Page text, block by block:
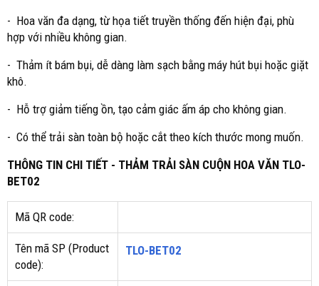
- Hoa văn đa dạng, từ họa tiết truyền thống đến hiện đại, phù
hợp với nhiều không gian.
- Thảm ít bám bụi, dễ dàng làm sạch bằng máy hút bụi hoặc giặt
khô.
- Hỗ trợ giảm tiếng ồn, tạo cảm giác ấm áp cho không gian.
- Có thể trải sàn toàn bộ hoặc cắt theo kích thước mong muốn.
THÔNG TIN CHI TIẾT - THẢM TRẢI SÀN CUỘN HOA VĂN TLO-
BET02
Mã QR code:
Tên mã SP (Product
code):
TLO-BET02